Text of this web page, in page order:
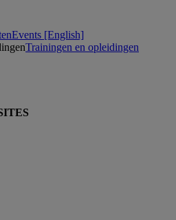
Events [English]
Trainingen en opleidingen